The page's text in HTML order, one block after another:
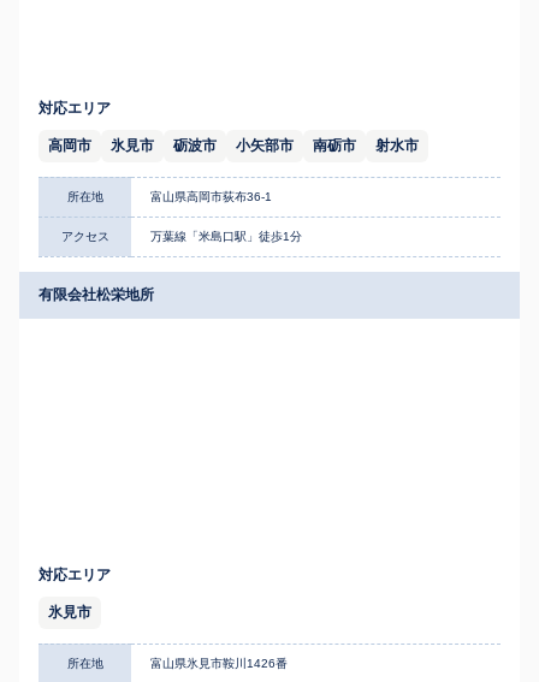
対応エリア
高岡市 氷見市 砺波市 小矢部市 南砺市 射水市
所在地 富山県高岡市荻布36-1
アクセス 万葉線「米島口駅」徒歩1分
有限会社松栄地所
対応エリア
氷見市
所在地 富山県氷見市鞍川1426番